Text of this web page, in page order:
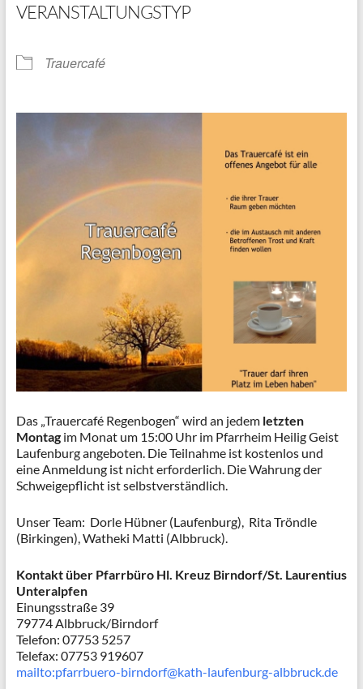
VERANSTALTUNGSTYP
Trauercafé
Das „Trauercafé Regenbogen“ wird an jedem letzten
Montagim Monat um 15:00 Uhr im Pfarrheim Heilig Geist
Laufenburg angeboten. Die Teilnahme ist kostenlos und
eine Anmeldung ist nicht erforderlich. Die Wahrung der
Schweigepflicht ist selbstverständlich.
Unser Team: Dorle Hübner (Laufenburg), Rita Tröndle
(Birkingen), Watheki Matti (Albbruck).
Kontakt über Pfarrbüro Hl. Kreuz Birndorf/St. Laurentius
Unteralpfen
Einungsstraße 39
79774 Albbruck/Birndorf
Telefon: 07753 5257
Telefax: 07753 919607
mailto:pfarrbuero-birndorf@kath-laufenburg-albbruck.de